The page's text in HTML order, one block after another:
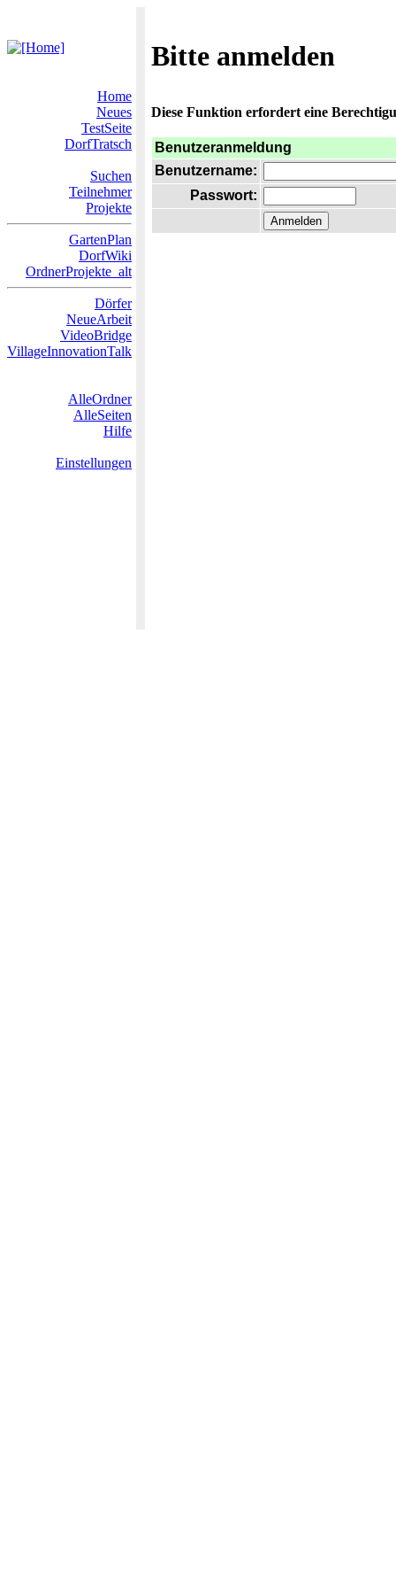
Bitte anmelden
Home
Neues
TestSeite
DorfTratsch
Suchen
Teilnehmer
Projekte
GartenPlan
DorfWiki
OrdnerProjekte_alt
Dörfer
NeueArbeit
VideoBridge
VillageInnovationTalk
AlleOrdner
AlleSeiten
Hilfe
Einstellungen
Diese Funktion erfordert eine
Benutzeranmeldung
Benutzername:
Passwort: